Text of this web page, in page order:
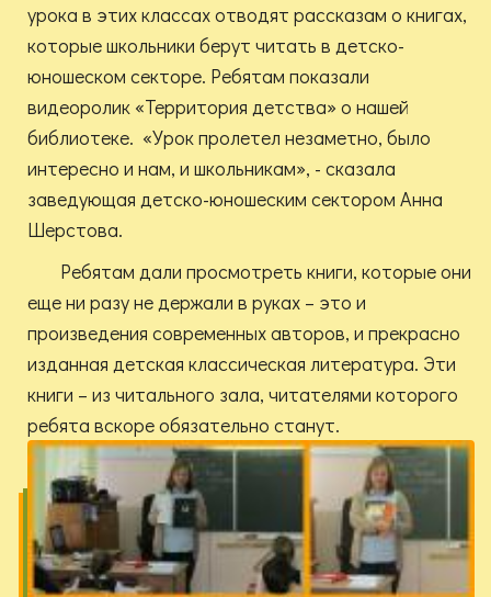
урока в этих классах отводят рассказам о книгах,
которые школьники берут читать в детско-
юношеском секторе. Ребятам показали
видеоролик «Территория детства» о нашей
библиотеке. «Урок пролетел незаметно, было
интересно и нам, и школьникам», - сказала
заведующая детско-юношеским сектором Анна
Шерстова.
Ребятам дали просмотреть книги, которые они
еще ни разу не держали в руках – это и
произведения современных авторов, и прекрасно
изданная детская классическая литература. Эти
книги – из читального зала, читателями которого
ребята вскоре обязательно станут.